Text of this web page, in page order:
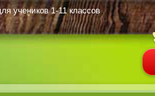
учеников 1-11 классов